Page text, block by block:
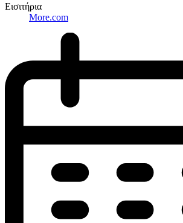
Εισιτήρια
More.com